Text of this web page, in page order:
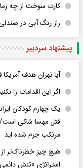
کارت سوخت از چه
راز رنگ آبی در
پیشنهاد سردبیر
آیا تهران هدف آمریکا
اگر این اقدامات را
یک چهارم کودکان
قتل مهسا شاکی است/
مرتکب جرم شده اید
هیچ چیز خطرناک‌تر
استراتژی «تنش